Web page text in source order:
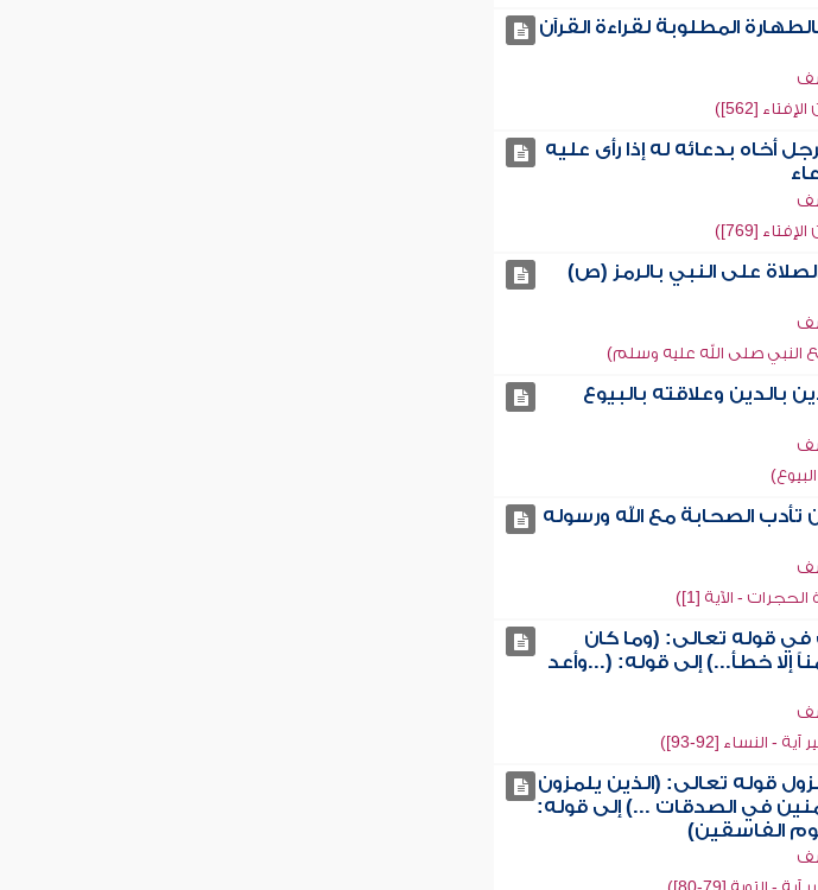
المطلوبة لقراءة القرآن
[562])
أخاه بدعائه له إذا رأى عليه
[769])
على النبي بالرمز (ص)
صلى الله عليه وسلم)
بالدين وعلاقته بالبيوع
تأدب الصحابة مع الله ورسوله
- الآية [1])
قوله تعالى: (وما كان
إلا خطأ...) إلى قوله: (...وأعد
النساء [92-93])
قوله تعالى: (الذين يلمزون
في الصدقات ...) إلى قوله:
الفاسقين)